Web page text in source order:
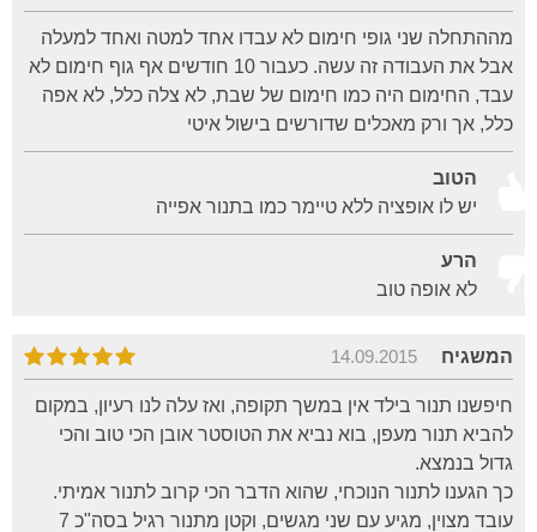
מההתחלה שני גופי חימום לא עבדו אחד למטה ואחד למעלה
אבל את העבודה זה עשה. כעבור 10 חודשים אף גוף חימום לא
עבד, החימום היה כמו חימום של שבת, לא צלה כלל, לא אפה
כלל, אך ורק מאכלים שדורשים בישול איטי
הטוב
יש לו אופציה ללא טיימר כמו בתנור אפייה
הרע
לא אופה טוב
המשגיח 14.09.2015
חיפשנו תנור בילד אין במשך תקופה, ואז עלה לנו רעיון, במקום
להביא תנור מעפן, בוא נביא את הטוסטר אובן הכי טוב והכי
גדול בנמצא.
כך הגענו לתנור הנוכחי, שהוא הדבר הכי קרוב לתנור אמיתי.
עובד מצוין, מגיע עם שני מגשים, וקטן מתנור רגיל בסה"כ 7